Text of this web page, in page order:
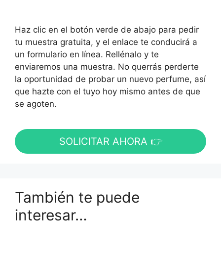
Haz clic en el botón verde de abajo para pedir
tu muestra gratuita, y el enlace te conducirá a
un formulario en línea. Rellénalo y te
enviaremos una muestra. No querrás perderte
la oportunidad de probar un nuevo perfume, así
que hazte con el tuyo hoy mismo antes de que
se agoten.
SOLICITAR AHORA 👉
También te puede
interesar…